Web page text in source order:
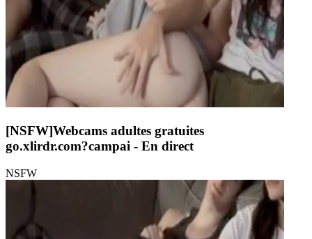
[NSFW]Webcams adultes gratuites
go.xlirdr.com?campai - En direct
NSFW